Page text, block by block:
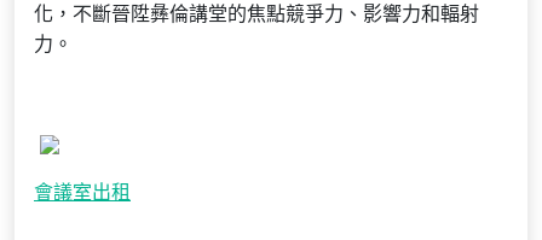
化，不斷晉陞彝倫講堂的焦點競爭力、影響力和輻射
力。
會議室出租